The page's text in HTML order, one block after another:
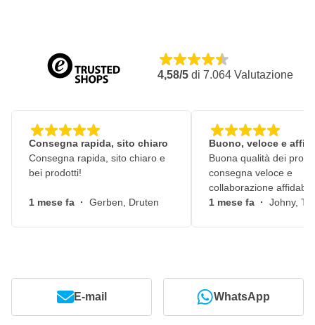
4,58/5 di 7.064 Valutazione
Consegna rapida, sito chiaro
Consegna rapida, sito chiaro e
bei prodotti!
1 mese fa · Gerben, Druten
Buono, veloce e
Buona qualità dei
consegna veloce e
collaborazione
1 mese fa · Johny,
E-mail WhatsApp